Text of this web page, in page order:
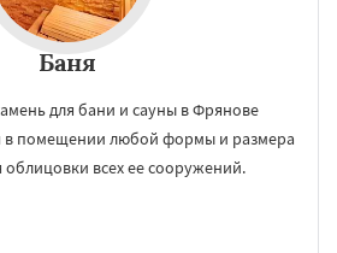
Черусти
Баня
для бани и сауны в Фрянове
в помещении любой формы и размера
облицовки всех ее сооружений.
ПОДРОБНЕЕ